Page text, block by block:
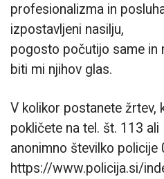
profesionalizma in
izpostavljeni nasilju,
pogosto počutijo same in
biti mi njihov glas.
V kolikor postanete žrtev,
pokličete na tel. št. 113 ali
anonimno številko policije
https://www.policija.si/